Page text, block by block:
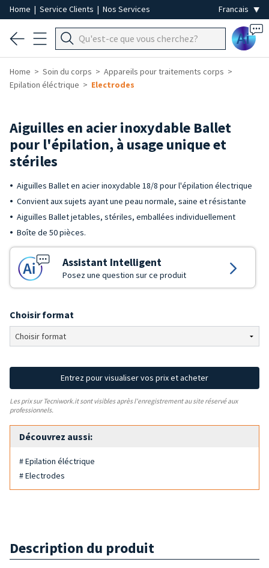
Home | Service Clients | Nos Services
Ai
Home Soin du corps
Appareils pour traitements corps
Epilation éléctrique
Electrodes
Aiguilles en acier inoxydable Ballet
pour l'épilation, à usage unique et
stériles
Aiguilles Ballet en acier inoxydable 18/8 pour l'épilation électrique
Convient aux sujets ayant une peau normale, saine et résistante
Aiguilles Ballet jetables, stériles, emballées individuellement
Boîte de 50 pièces.
Assistant Intelligent
Posez une question sur ce produit
Choisir format
Entrez pour visualiser vos prix et acheter
Les prix sur Tecniwork.it sont visibles après l'enregistrement au site réservé aux
professionnels.
Découvrez aussi:
# Epilation éléctrique
# Electrodes
Description du produit